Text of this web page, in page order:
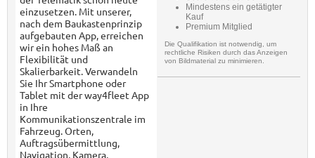
einzusetzen. Mit unserer,
nach dem Baukastenprinzip
aufgebauten App, erreichen
wir ein hohes Maß an
Flexibilität und
Skalierbarkeit. Verwandeln
Sie Ihr Smartphone oder
Tablet mit der way4fleet App
in Ihre
Kommunikationszentrale im
Fahrzeug. Orten,
Auftragsübermittlung,
Navigation, Kamera,
Mindestens ein getätigter
Kauf
Premium Mitglied
Die Qualifikation ist notwendig, um
rechtliche Risiken durch das Anzeigen
von Bildmaterial zu minimieren.